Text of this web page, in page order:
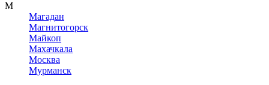
М
Магадан
Магнитогорск
Майкоп
Махачкала
Москва
Мурманск